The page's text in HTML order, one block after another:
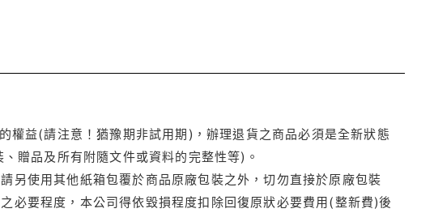
益(請注意！猶豫期非試用期)，辦理退貨之商品必須是全新狀態
贈品及所有附隨文件或資料的完整性等)。
另使用其他紙箱包覆於商品原廠包裝之外，切勿直接於原廠包裝
必要程度，本公司得依毀損程度扣除回復原狀必要費用(整新費)後